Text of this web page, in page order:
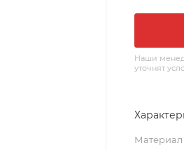
Наши
уточнят
Материал